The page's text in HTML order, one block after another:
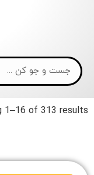
1–16 of 313 results